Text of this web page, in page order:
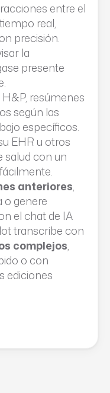
entre el
real,
precisión.
la
presente
resúmenes
según las
específicos.
EHR u otros
salud con un
anteriores,
o genere
el chat de IA
transcribe con
complejos,
o con
ediciones